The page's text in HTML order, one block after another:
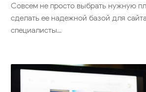
Совсем не просто выбрать нужную
сделать ее надежной базой для
специалисты...